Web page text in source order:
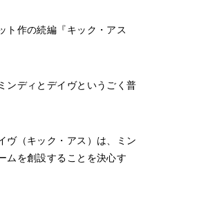
ト作の続編『キック・アス
ンディとデイヴというごく普
ヴ（キック・アス）は、ミン
ムを創設することを決心す